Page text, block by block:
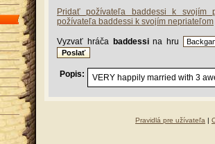
Pridať požívateľa baddessi k svojím
požívateľa baddessi k svojím nepriateľom
Vyzvať hráča baddessina hru
Popis: VERY happily married with 3
Pravidlá pre užívateľa |